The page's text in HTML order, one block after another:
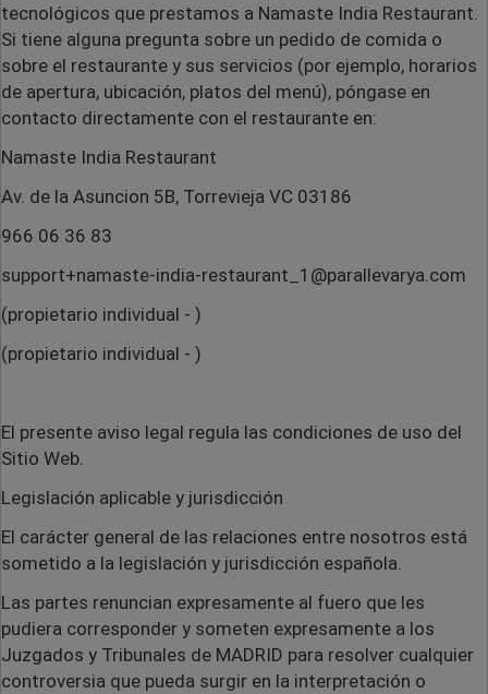
tecnológicos que prestamos a Namaste India Restaurant
Si tiene alguna pregunta sobre un pedido de comida o
sobre el restaurante y sus servicios (por ejemplo, horarios
de apertura, ubicación, platos del menú), póngase en
contacto directamente con el restaurante en:
Namaste India Restaurant
Av. de la Asuncion 5B, Torrevieja VC 03186
966 06 36 83
support+namaste-india-restaurant_1@parallevarya.com
(propietario individual - )
(propietario individual - )
El presente aviso legal regula las condiciones de uso del
Sitio Web.
Legislación aplicable y jurisdicción
El carácter general de las relaciones entre nosotros está
sometido a la legislación y jurisdicción española.
Las partes renuncian expresamente al fuero que les
pudiera corresponder y someten expresamente a los
Juzgados y Tribunales de MADRID para resolver cualquier
controversia que pueda surgir en la interpretación o